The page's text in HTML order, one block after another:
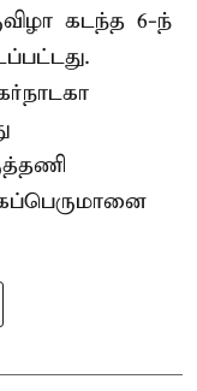
கடந்த 6-ந்